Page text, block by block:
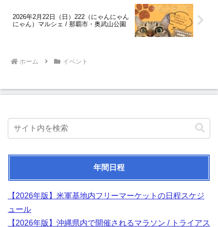
2026年2月22日（日）222（にゃんにゃん
にゃん）マルシェ / 那覇市・奥武山公園
ホーム イベント
年間日程
【2026年版】米軍基地内フリーマーケットの日程スケジ
ュール
【2026年版】沖縄県内で開催されるマラソン / トライアス